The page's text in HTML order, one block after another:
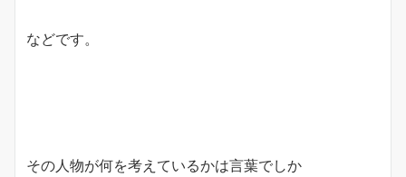
などです。
その人物が何を考えているかは言葉でしか